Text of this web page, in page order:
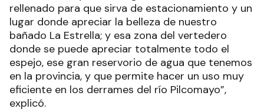
rellenado para que sirva de estacionamiento y un
lugar donde apreciar la belleza de nuestro
bañado La Estrella; y esa zona del vertedero
donde se puede apreciar totalmente todo el
espejo, ese gran reservorio de agua que tenemos
en la provincia, y que permite hacer un uso muy
eficiente en los derrames del río Pilcomayo”,
explicó.